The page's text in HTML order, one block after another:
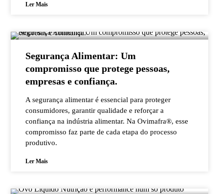
Ler Mais
Segurança Alimentar: Um
compromisso que protege pessoas,
empresas e confiança.
A segurança alimentar é essencial para proteger
consumidores, garantir qualidade e reforçar a
confiança na indústria alimentar. Na Ovimafra®, esse
compromisso faz parte de cada etapa do processo
produtivo.
Ler Mais